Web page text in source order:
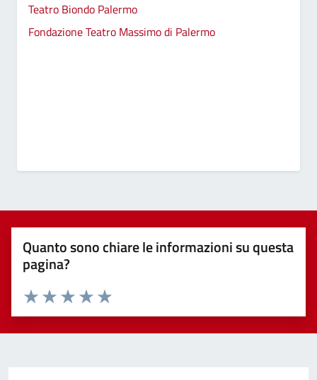
Teatro Biondo Palermo
Fondazione Teatro Massimo di Palermo
Quanto sono chiare le informazioni su questa
pagina?
Valuta 5 stelle su 5
Valuta 4 stelle su 5
Valuta 3 stelle su 5
Valuta 2 stelle su 5
Valuta 1 stelle su 5